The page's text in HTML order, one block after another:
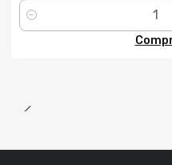
Cantidad